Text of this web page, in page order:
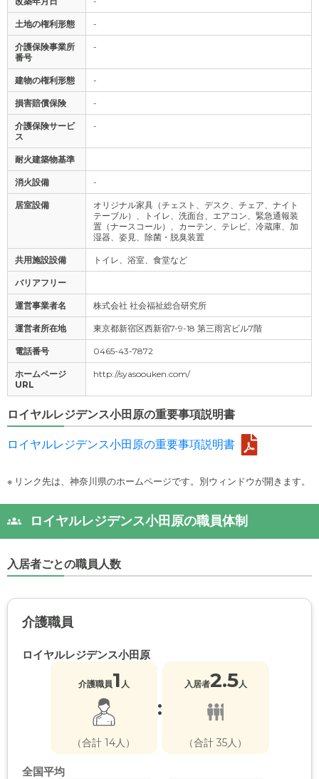
土地の権利形態 -
介護保険事業所
番号
-
建物の権利形態 -
損害賠償保険 -
介護保険サービ
ス
-
耐火建築物基準
消火設備 -
居室設備
オリジナル家具（チェスト、デスク、チェア、ナイト
テーブル）、トイレ、洗面台、エアコン、緊急通報装
置（ナースコール）、カーテン、テレビ、冷蔵庫、加
湿器、姿見、除菌・脱臭装置
共用施設設備 トイレ、浴室、食堂など
バリアフリー
運営事業者名 株式会社 社会福祉総合研究所
運営者所在地 東京都新宿区西新宿7-9-18 第三雨宮ビル7階
電話番号 0465-43-7872
ホームページ
URL
http://syasoouken.com/
ロイヤルレジデンス小田原の重要事項説明書
ロイヤルレジデンス小田原の重要事項説明書
※ リンク先は、神奈川県のホームページです。別ウィンドウが開きます。
ロイヤルレジデンス小田原の職員体制
入居者ごとの職員人数
介護職員
ロイヤルレジデンス小田原
介護職員1 人
（合計 14人）
:
入居者2.5人
（合計 35人）
全国平均